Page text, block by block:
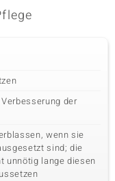
der
wenn sie
sind; die
unnötig lange diesen